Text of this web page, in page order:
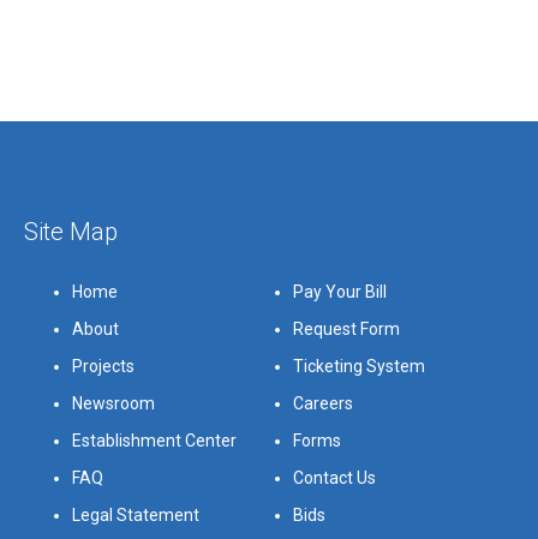
Site Map
Home
Pay Your Bill
About
Request Form
Projects
Ticketing System
Newsroom
Careers
Establishment Center
Forms
FAQ
Contact Us
Legal Statement
Bids